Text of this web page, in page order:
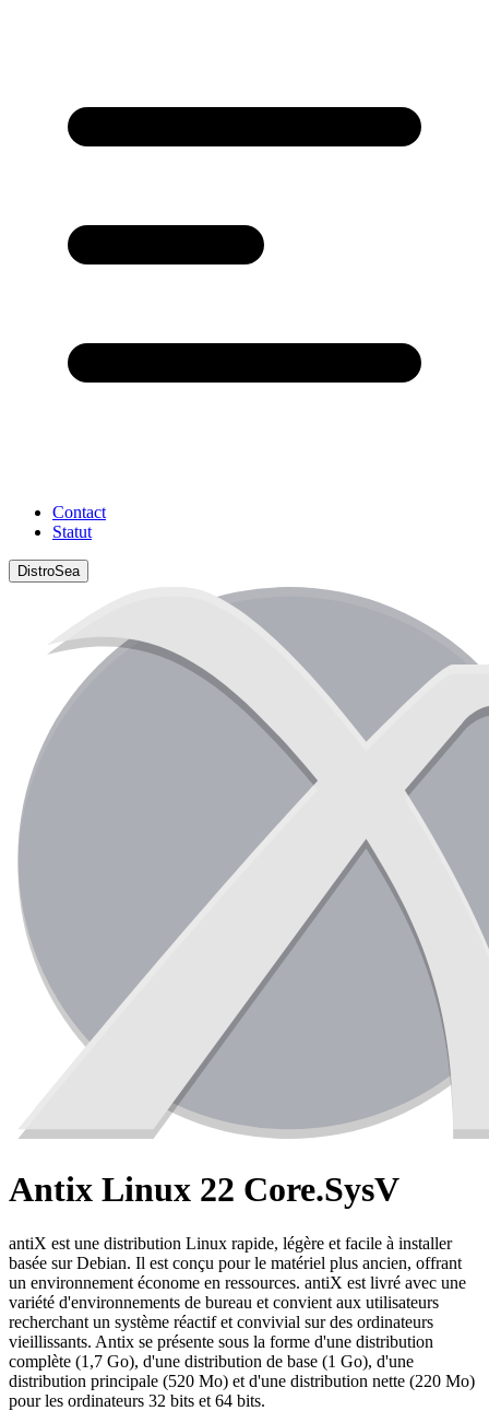
Contact
Statut
DistroSea
Antix Linux 22 Core.SysV
antiX est une distribution Linux rapide, légère et facile à installer
basée sur Debian. Il est conçu pour le matériel plus ancien, offrant
un environnement économe en ressources. antiX est livré avec une
variété d'environnements de bureau et convient aux utilisateurs
recherchant un système réactif et convivial sur des ordinateurs
vieillissants. Antix se présente sous la forme d'une distribution
complète (1,7 Go), d'une distribution de base (1 Go), d'une
distribution principale (520 Mo) et d'une distribution nette (220 Mo)
pour les ordinateurs 32 bits et 64 bits.